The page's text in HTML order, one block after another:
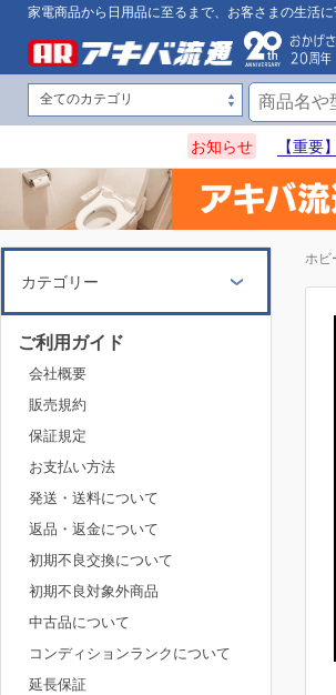
家電商品から日用品に至るまで、お客さまの生活
お知らせ 【重
ホビ
カテゴリー
ご利用ガイド
会社概要
販売規約
保証規定
お支払い方法
発送・送料について
返品・返金について
初期不良交換について
初期不良対象外商品
中古品について
コンディションランクについて
延長保証